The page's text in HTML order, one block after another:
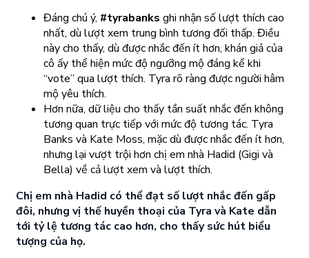
Đáng chú ý, #tyrabanks ghi nhận số lượt thích cao
nhất, dù lượt xem trung bình tương đối thấp. Điều
này cho thấy, dù được nhắc đến ít hơn, khán giả của
cô ấy thể hiện mức độ ngưỡng mộ đáng kể khi
“vote” qua lượt thích. Tyra rõ ràng được người hâm
mộ yêu thích.
Hơn nữa, dữ liệu cho thấy tần suất nhắc đến không
tương quan trực tiếp với mức độ tương tác. Tyra
Banks và Kate Moss, mặc dù được nhắc đến ít hơn,
nhưng lại vượt trội hơn chị em nhà Hadid (Gigi và
Bella) về cả lượt xem và lượt thích.
Chị em nhà Hadid có thể đạt số lượt nhắc đến gấp
đôi, nhưng vị thế huyền thoại của Tyra và Kate dẫn
tới tỷ lệ tương tác cao hơn, cho thấy sức hút biểu
tượng của họ.